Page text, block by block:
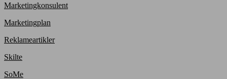
Marketingkonsulent
Marketingplan
Reklameartikler
Skilte
SoMe